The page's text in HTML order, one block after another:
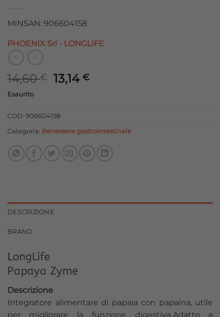
MINSAN: 906604158
PHOENIX Srl - LONGLIFE
14,60€
Il
era:
14,60 €.
13,14€Il
13,14 €.
Esaurito
COD: 906604158
Categoria: Benessere gastrointestinale
DESCRIZIONE
BRAND
LongLife
Papaya Zyme
Descrizione
Integratore alimentare di papaia con papaina, utile
per migliorare la funzione digestiva.Adatto a